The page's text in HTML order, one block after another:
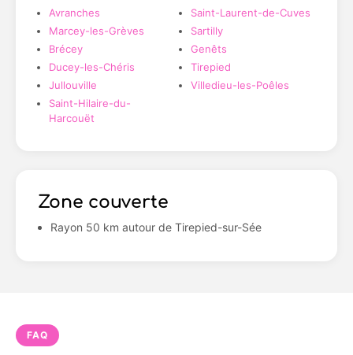
Avranches
Marcey-les-Grèves
Brécey
Ducey-les-Chéris
Jullouville
Saint-Hilaire-du-
Harcouët
Saint-Laurent-de-Cuves
Sartilly
Genêts
Tirepied
Villedieu-les-Poêles
Zone couverte
Rayon 50 km autour de Tirepied-sur-Sée
FAQ